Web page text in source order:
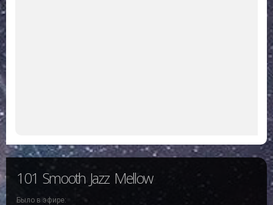
101 Smooth Jazz Mellow
Было в эфире: